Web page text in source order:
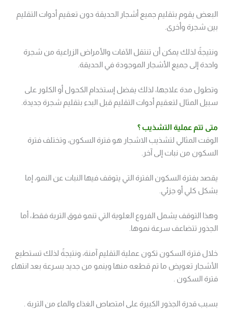
البعض يقوم بتقليم جميع أشجار الحديقة دون تعقيم أدوات التقليم
بين شجرة وأخرى.
ونتيجةً لذلك يمكن أن تنتقل الآفات والأمراض الزراعية من شجرة
واحدة إلى جميع الأشجار الموجودة في الحديقة.
وتطول مدة علاجها، لذلك يفضل إستخدام الكحول أو الكلور على
سبيل المثال لتعقيم أدوات التقليم قبل البدء بتقليم شجرة جديدة.
متى تتم عملية التشذيب ؟
الوقت المثالي لتشذيب الاشجار هو فترة السكون، وتختلف فترة
السكون من نبات إلى آخر.
يقصد بفترة السكون الفترة التي يتوقف فيها النبات عن النمو، إما
بشكل كلي أو جزئي.
وهذا التوقف يشمل الفروع العلوية التي تنمو فوق التربة فقط، أما
الجذور تتضاعف سرعة نموها.
خلال فترة السكون تكون عملية التقليم آمنة، ونتيجةً لذلك تستطيع
الأشجار تعويض ما تم قطعه منها وينمو من جديد بسرعة بعد انتهاء
فترة السكون .
بسبب قدرة الجذور الكبيرة على امتصاص الغذاء والماء من التربة .